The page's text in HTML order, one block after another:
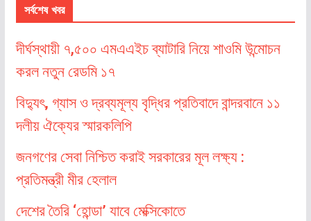
সর্বশেষ খবর
দীর্ঘস্থায়ী ৭,৫০০ এমএএইচ ব্যাটারি নিয়ে শাওমি উন্মোচন
করল নতুন রেডমি ১৭
বিদ্যুৎ, গ্যাস ও দ্রব্যমূল্য বৃদ্ধির প্রতিবাদে বান্দরবানে ১১
দলীয় ঐক্যের স্মারকলিপি
জনগণের সেবা নিশ্চিত করাই সরকারের মূল লক্ষ্য :
প্রতিমন্ত্রী মীর হেলাল
দেশের তৈরি ‘হোন্ডা’ যাবে মেক্সিকোতে